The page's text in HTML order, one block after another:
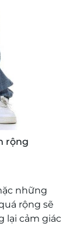
rộng
những
rộng sẽ
lại cảm giác